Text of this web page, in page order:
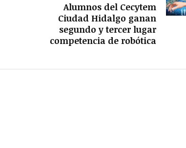
Alumnos del Cecytem
Ciudad Hidalgo ganan
segundo y tercer lugar
competencia de robótica